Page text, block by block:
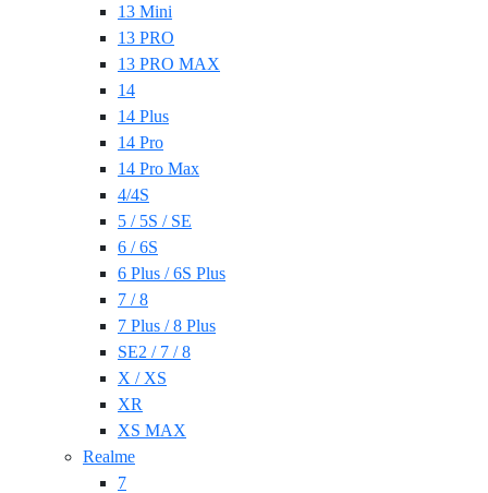
13 Mini
13 PRO
13 PRO MAX
14
14 Plus
14 Pro
14 Pro Max
4/4S
5 / 5S / SE
6 / 6S
6 Plus / 6S Plus
7 / 8
7 Plus / 8 Plus
SE2 / 7 / 8
X / XS
XR
XS MAX
Realme
7